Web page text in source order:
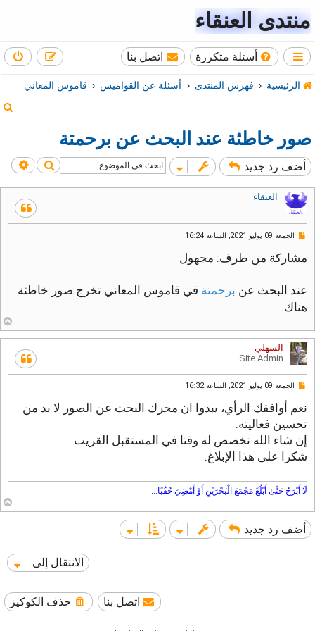
منتدى العنقاء
أسئلة متكررة اتصل بنا
الرئيسية فهرس المنتدى أسئلة عن القواميس
قاموس المعاني
صور خاطئة عند البحث عن برحمتة
أضف رد جديد بحث
العنقاء
م
ا
ر
ة
غ
ي
م
ق
ر
و
ة
الجمعة 09 يوليو 2021, الساعة 16:24
مشاركة من طرف: مجهول
عند البحث عن برحمتة في قاموس المعاني تخرج صور خاطئة
هناك.
السهلي
Site Admin
م
ا
ر
ك
غ
ي
م
ق
و
ء
ة
الجمعة 09 يوليو 2021, الساعة 16:32
نعم أوافقك الرأي، يبدوا ان محرك البحث عن الصور لا بد من
تحسين فعاليته.
إن شاء الله نخصص له وقتا في المستقبل القريب.
شكرا على هذا الإبلاغ.
لَا أَبْرَحُ حَتَّىٰ أَبْلُغَ مَجْمَعَ الْبَحْرَيْنِ أَوْ أَمْضِيَ حُقُبًا...
أضف رد جديد
الانتقال إلى
حذف الكوكيز اتصل بنا